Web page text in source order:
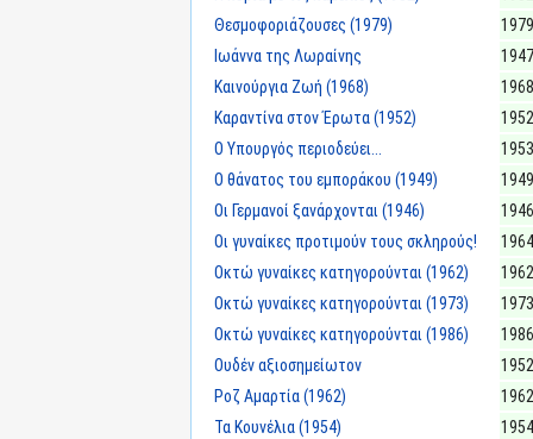
Θεσμοφοριάζουσες (1979)
1979
Ιωάννα της Λωραίνης
1947
Καινούργια Ζωή (1968)
1968
Καραντίνα στον Έρωτα (1952)
1952
Ο Υπουργός περιοδεύει...
1953
Ο θάνατος του εμποράκου (1949)
1949
Οι Γερμανοί ξανάρχονται (1946)
1946
Οι γυναίκες προτιμούν τους σκληρούς!
1964
Οκτώ γυναίκες κατηγορούνται (1962)
1962
Οκτώ γυναίκες κατηγορούνται (1973)
1973
Οκτώ γυναίκες κατηγορούνται (1986)
1986
Ουδέν αξιοσημείωτον
1952
Ροζ Αμαρτία (1962)
1962
Τα Κουνέλια (1954)
1954